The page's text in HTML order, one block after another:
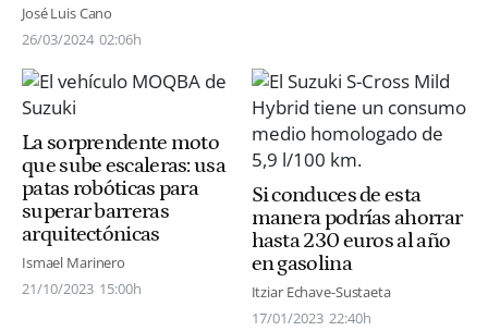
José Luis Cano
26/03/2024 02:06h
La sorprendente moto
que sube escaleras: usa
patas robóticas para
superar barreras
arquitectónicas
Ismael Marinero
21/10/2023 15:00h
Si conduces de esta
manera podrías ahorrar
hasta 230 euros al año
en gasolina
Itziar Echave-Sustaeta
17/01/2023 22:40h